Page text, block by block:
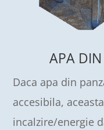
APA
Daca apa din
accesibila,
incalzire/energie